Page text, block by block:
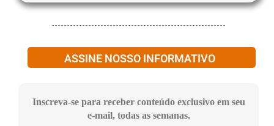
ASSINE NOSSO INFORMATIVO
Inscreva-se para receber conteúdo exclusivo em seu
e-mail, todas as semanas.